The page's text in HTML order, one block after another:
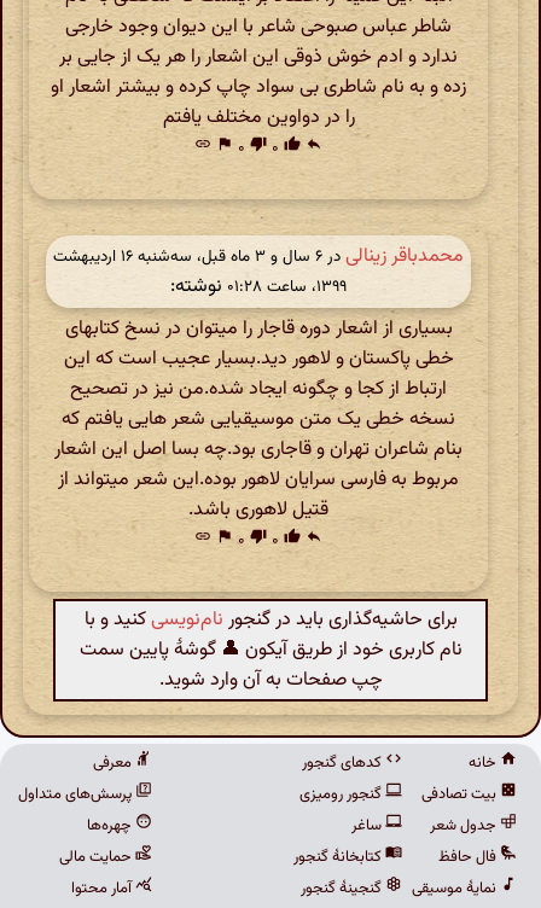
شاطر عباس صبوحی شاعر با این دیوان وجود خارجی
ندارد و ادم خوش ذوقی این اشعار را هر یک از جایی بر
زده و به نام شاطری بی سواد چاپ کرده و بیشتر اشعار او
را در دواوین مختلف یافتم
reply
thumb_up ۰ thumb_down ۰ flag
link
محمدباقر زینالی
در ‫۶ سال و ۳ ماه قبل، سه‌شنبه ۱۶ اردیبهشت
۱۳۹۹، ساعت ۰۱:۲۸
نوشته:
بسیاری از اشعار دوره قاجار را میتوان در نسخ کتابهای
خطی پاکستان و لاهور دید.بسیار عجیب است که این
ارتباط از کجا و چگونه ایجاد شده.من نیز در تصحیح
نسخه خطی یک متن موسیقیایی شعر هایی یافتم که
بنام شاعران تهران و قاجاری بود.چه بسا اصل این اشعار
مربوط به فارسی سرایان لاهور بوده.این شعر میتواند از
قتیل لاهوری باشد.
reply
thumb_up ۰ thumb_down ۰ flag
link
برای حاشیه‌گذاری باید در گنجور نام‌نویسیکنید و با
نام کاربری خود از طریق آیکون 👤 گوشهٔ پایین سمت
چپ صفحات به آن وارد شوید.
خانه
بیت تصادفی
جدول شعر
فال حافظ
نمایهٔ موسیقی
کدهای گنجور
گنجور رومیزی
ساغر
کتابخانهٔ گنجور
گنجینهٔ گنجور
معرفی
پرسش‌های متداول
چهره‌ها
حمایت مالی
آمار محتوا